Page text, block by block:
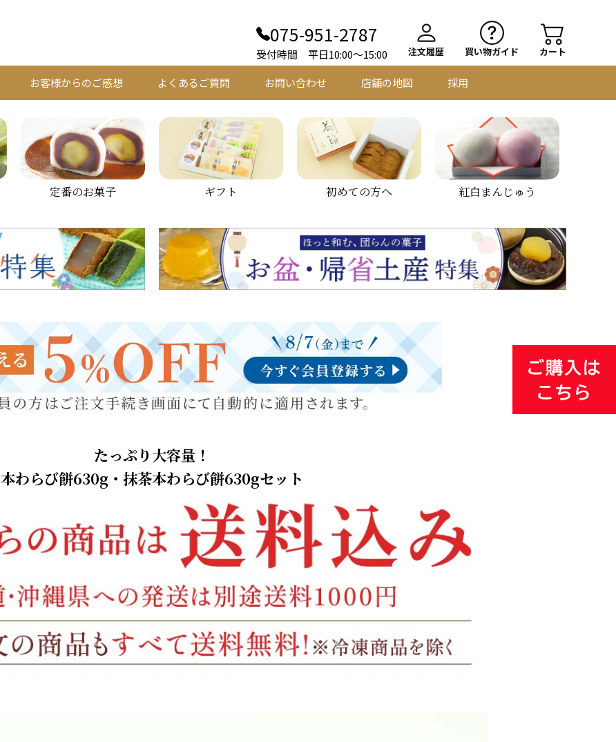
075-951-2787
受付時間 平日10:00～15:00 注文履歴 買い物ガイド カート
お客様からのご感想 よくあるご質問 お問い合わせ 店舗の地図 採用
定番のお菓子 ギフト 初めての方へ 紅白まんじゅう
たっぷり大容量！
本わらび餅630g・抹茶本わらび餅630gセット